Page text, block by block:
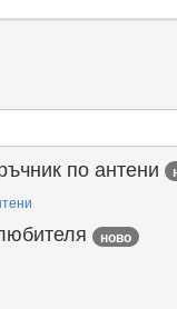
по антени
ново